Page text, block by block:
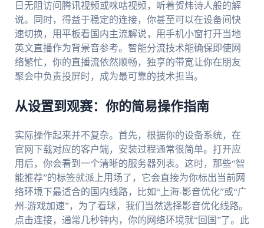
日无阻访问腾讯视频或咪咕视频，听着贺炜诗人般的解
说。同时，得益于稳定的连接，你甚至可以在设备间快
速切换，用平板看国内主流解说，用手机小窗打开当地
英文直播作为背景音参考。智能分流技术能确保即使网
络繁忙，你的直播流依然顺畅，独享的带宽让你在朋友
聚会中负责投屏时，成为最可靠的技术担当。
从设置到观赛：你的简易操作指南
实际操作起来并不复杂。首先，根据你的设备系统，在
官网下载对应的客户端，安装过程通常很简单。打开应
用后，你会看到一个清晰的服务器列表。这时，那些“智
能推荐”的标签就派上用场了，它会直接为你标出当前网
络环境下最适合的国内线路，比如“上海-影音优化”或“广
州-游戏加速”，为了看球，我们当然选择影音优化线路。
点击连接，通常几秒钟内，你的网络环境就“回国”了。此